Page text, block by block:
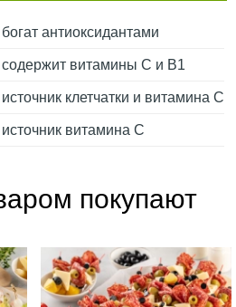
богат антиоксидантами
содержит витамины С и В1
источник клетчатки и витамина С
источник витамина С
покупают